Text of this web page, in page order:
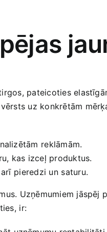
pateicoties
uz konkrētām
reklāmām.
kas izceļ produktus.
⁢pieredzi un⁣ saturu.
Uzņēmumiem
ir: